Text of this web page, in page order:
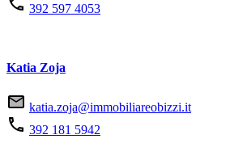
392 597 4053
Katia Zoja
katia.zoja@immobiliareobizzi.it
392 181 5942